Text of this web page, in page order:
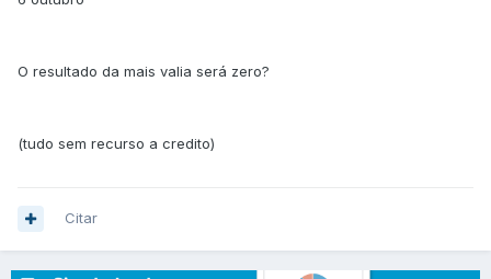
O resultado da mais valia será zero?
(tudo sem recurso a credito)
Citar